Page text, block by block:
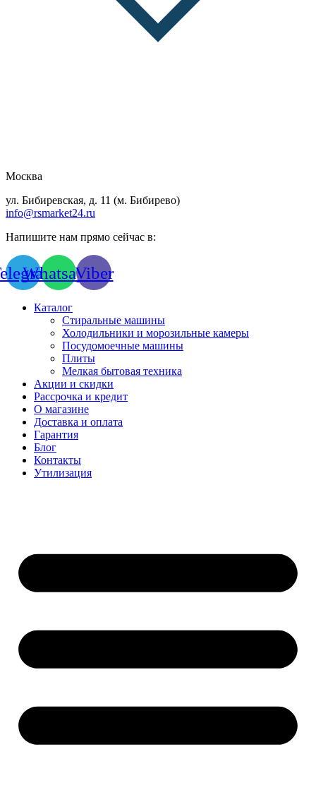
Москва
ул. Бибиревская, д. 11 (м. Бибирево)
info@rsmarket24.ru
Напишите нам прямо сейчас в:
WhatsappViber
Каталог
Стиральные машины
Холодильники и морозильные камеры
Посудомоечные машины
Плиты
Мелкая бытовая техника
Акции и скидки
Рассрочка и кредит
О магазине
Доставка и оплата
Гарантия
Блог
Контакты
Утилизация